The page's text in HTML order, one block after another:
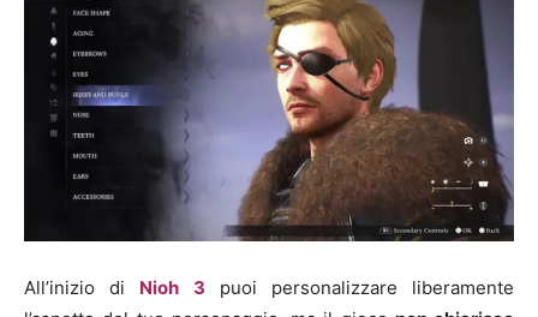
All’inizio di Nioh 3 puoi personalizzare liberamente